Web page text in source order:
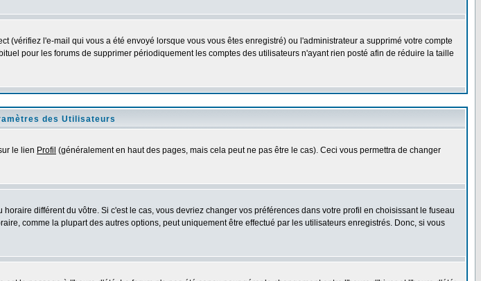
l'e-mail qui vous a été envoyé lorsque vous vous êtes enregistré) ou l'administrateur a supprimé votre compte
pour les forums de supprimer périodiquement les comptes des utilisateurs n'ayant rien posté afin de réduire la taille
des Utilisateurs
le lien Profil (généralement en haut des pages, mais cela peut ne pas être le cas). Ceci vous permettra de changer
différent du vôtre. Si c'est le cas, vous devriez changer vos préférences dans votre profil en choisissant le fuseau
comme la plupart des autres options, peut uniquement être effectué par les utilisateurs enregistrés. Donc, si vous